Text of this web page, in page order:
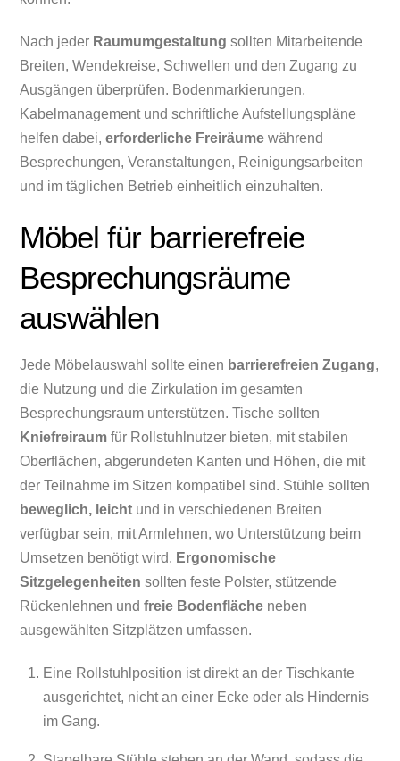
Nach jeder Raumumgestaltung sollten Mitarbeitende
Breiten, Wendekreise, Schwellen und den Zugang zu
Ausgängen überprüfen. Bodenmarkierungen,
Kabelmanagement und schriftliche Aufstellungspläne
helfen dabei,erforderliche Freiräume während
Besprechungen, Veranstaltungen, Reinigungsarbeiten
und im täglichen Betrieb einheitlich einzuhalten.
Möbel für barrierefreie
Besprechungsräume
auswählen
Jede Möbelauswahl sollte einen barrierefreien Zugang,
die Nutzung und die Zirkulation im gesamten
Besprechungsraum unterstützen. Tische sollten
Kniefreiraum für Rollstuhlnutzer bieten, mit stabilen
Oberflächen, abgerundeten Kanten und Höhen, die mit
der Teilnahme im Sitzen kompatibel sind. Stühle sollten
beweglich, leicht und in verschiedenen Breiten
verfügbar sein, mit Armlehnen, wo Unterstützung beim
Umsetzen benötigt wird. Ergonomische
Sitzgelegenheiten sollten feste Polster, stützende
Rückenlehnen undfreie Bodenfläche neben
ausgewählten Sitzplätzen umfassen.
Eine Rollstuhlposition ist direkt an der Tischkante
ausgerichtet, nicht an einer Ecke oder als Hindernis
im Gang.